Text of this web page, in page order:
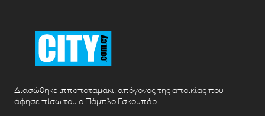
Διασώθηκε ιπποποταμάκι, απόγονος της αποικίας που
άφησε πίσω του ο Πάμπλο Εσκομπάρ